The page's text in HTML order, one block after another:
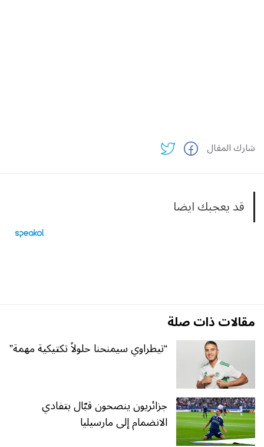
شارك المقال
قد يعجبك ايضا
مقالات ذات صلة
“تيطراوي سيمنحنا حلولاً تكتيكية مهمة”
جزائريون ينصحون قبّال بتفادي
الانضمام إلى مارسيليا